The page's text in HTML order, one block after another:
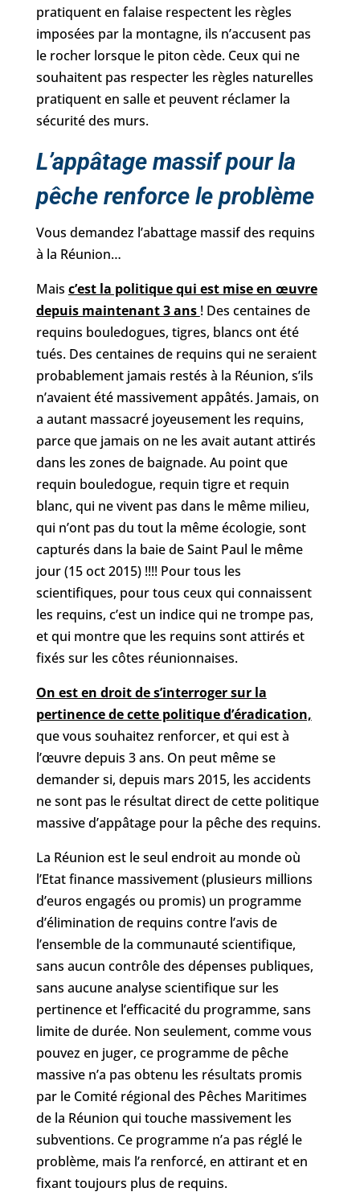
pratiquent en falaise respectent les règles
imposées par la montagne, ils n’accusent pas
le rocher lorsque le piton cède. Ceux qui ne
souhaitent pas respecter les règles naturelles
pratiquent en salle et peuvent réclamer la
sécurité des murs.
L’appâtage massif pour la
pêche renforce le problème
Vous demandez l’abattage massif des requins
à la Réunion…
Mais c’est la politique qui est mise en œuvre
depuis maintenant 3 ans ! Des centaines de
requins bouledogues, tigres, blancs ont été
tués. Des centaines de requins qui ne seraient
probablement jamais restés à la Réunion, s’ils
n’avaient été massivement appâtés. Jamais, on
a autant massacré joyeusement les requins,
parce que jamais on ne les avait autant attirés
dans les zones de baignade. Au point que
requin bouledogue, requin tigre et requin
blanc, qui ne vivent pas dans le même milieu,
qui n’ont pas du tout la même écologie, sont
capturés dans la baie de Saint Paul le même
jour (15 oct 2015) !!!! Pour tous les
scientifiques, pour tous ceux qui connaissent
les requins, c’est un indice qui ne trompe pas,
et qui montre que les requins sont attirés et
fixés sur les côtes réunionnaises.
On est en droit de s’interroger sur la
pertinence de cette politique d’éradication,
que vous souhaitez renforcer, et qui est à
l’œuvre depuis 3 ans. On peut même se
demander si, depuis mars 2015, les accidents
ne sont pas le résultat direct de cette politique
massive d’appâtage pour la pêche des requins.
La Réunion est le seul endroit au monde où
l’Etat finance massivement (plusieurs millions
d’euros engagés ou promis) un programme
d’élimination de requins contre l’avis de
l’ensemble de la communauté scientifique,
sans aucun contrôle des dépenses publiques,
sans aucune analyse scientifique sur les
pertinence et l’efficacité du programme, sans
limite de durée. Non seulement, comme vous
pouvez en juger, ce programme de pêche
massive n’a pas obtenu les résultats promis
par le Comité régional des Pêches Maritimes
de la Réunion qui touche massivement les
subventions. Ce programme n’a pas réglé le
problème, mais l’a renforcé, en attirant et en
fixant toujours plus de requins.